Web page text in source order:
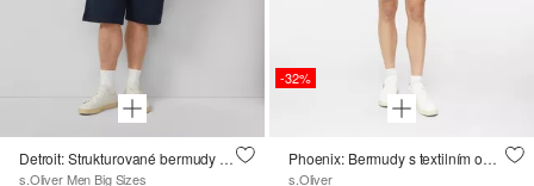
Detroit: Strukturované bermudy s volnějším střihem Relaxed Fit
s.Oliver Men Big Sizes
-32%
Phoenix: Bermudy s textilním opaskem v střihu Regular Fit.
s.Oliver